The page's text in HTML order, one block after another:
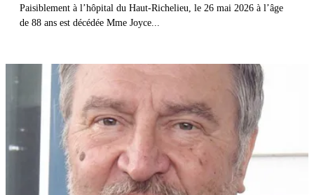
Paisiblement à l’hôpital du Haut-Richelieu, le 26 mai 2026 à l’âge
de 88 ans est décédée Mme Joyce...